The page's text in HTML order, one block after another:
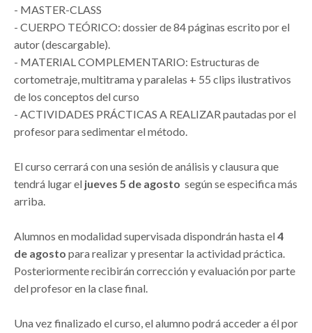
- MASTER-CLASS
- CUERPO TEÓRICO: dossier de 84 páginas escrito por el
autor (descargable).
- MATERIAL COMPLEMENTARIO: Estructuras de
cortometraje, multitrama y paralelas + 55 clips ilustrativos
de los conceptos del curso
- ACTIVIDADES PRÁCTICAS A REALIZAR pautadas por el
profesor para sedimentar el método.
El curso cerrará con una sesión de análisis y clausura que
tendrá lugar el jueves 5 de agosto según se especifica más
arriba.
Alumnos en modalidad supervisada dispondrán hasta el4
de agosto para realizar y presentar la actividad práctica.
Posteriormente recibirán corrección y evaluación por parte
del profesor en la clase final.
Una vez finalizado el curso, el alumno podrá acceder a él por